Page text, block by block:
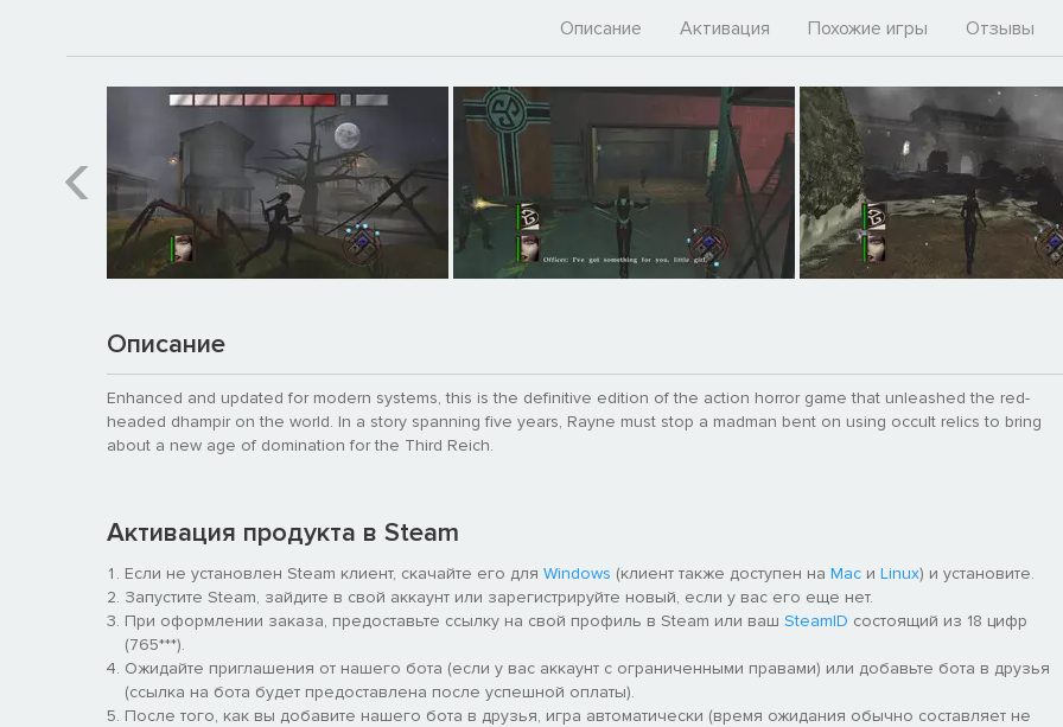
Описание Активация Похожие игры Отзывы
Описание
Enhanced and updated for modern systems, this is the definitive edition of the action horror game that unleashed the red-
headed dhampir on the world. In a story spanning five years, Rayne must stop a madman bent on using occult relics to bring
about a new age of domination for the Third Reich.
Активация продукта в Steam
Если не установлен Steam клиент, скачайте его для Windows (клиент также доступен на Mac и Linux) и установите.
Запустите Steam, зайдите в свой аккаунт или зарегистрируйте новый, если у вас его еще нет.
При оформлении заказа, предоставьте ссылку на свой профиль в Steam или ваш SteamID состоящий из 18 цифр
(765***).
Ожидайте приглашения от нашего бота (если у вас аккаунт с ограниченными правами) или добавьте бота в друзья
(ссылка на бота будет предоставлена после успешной оплаты).
После того, как вы добавите нашего бота в друзья, игра автоматически (время ожидания обычно составляет не